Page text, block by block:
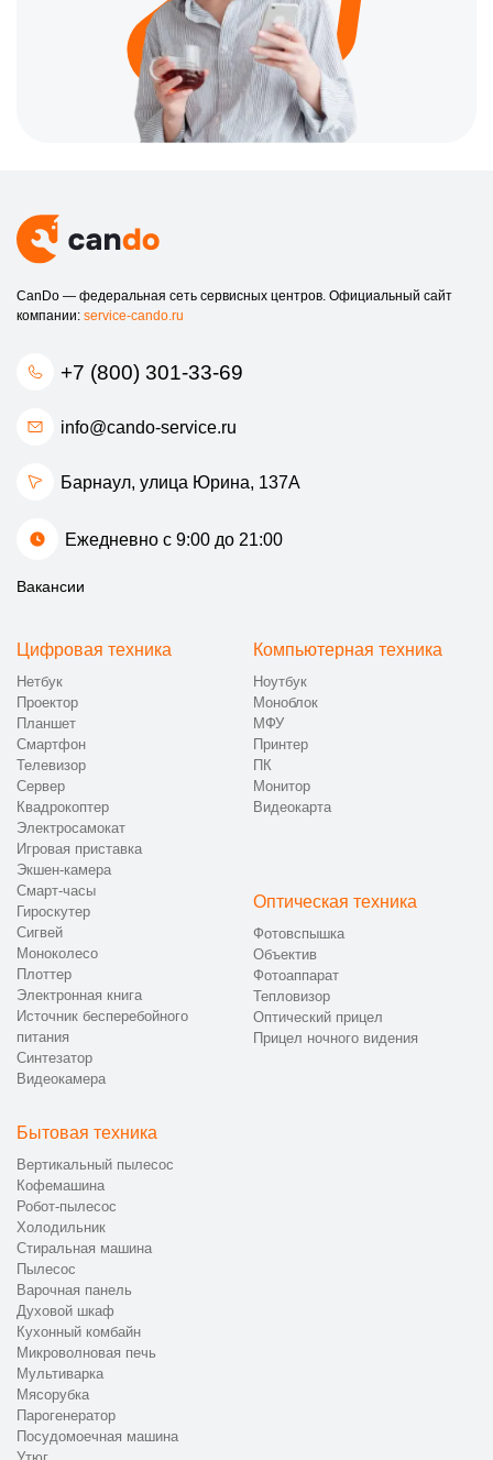
CanDo — федеральная сеть сервисных центров. Официальный сайт
компании: service-cando.ru
+7 (800) 301-33-69
info@cando-service.ru
Барнаул, улица Юрина, 137А
Ежедневно с 9:00 до 21:00
Вакансии
Цифровая техника
Нетбук
Проектор
Планшет
Смартфон
Телевизор
Сервер
Квадрокоптер
Электросамокат
Игровая приставка
Экшен-камера
Смарт-часы
Гироскутер
Сигвей
Моноколесо
Плоттер
Электронная книга
Источник бесперебойного
питания
Синтезатор
Видеокамера
Компьютерная техника
Ноутбук
Моноблок
МФУ
Принтер
ПК
Монитор
Видеокарта
Оптическая техника
Фотовспышка
Объектив
Фотоаппарат
Тепловизор
Оптический прицел
Прицел ночного видения
Бытовая техника
Вертикальный пылесос
Кофемашина
Робот-пылесос
Холодильник
Стиральная машина
Пылесос
Варочная панель
Духовой шкаф
Кухонный комбайн
Микроволновая печь
Мультиварка
Мясорубка
Парогенератор
Посудомоечная машина